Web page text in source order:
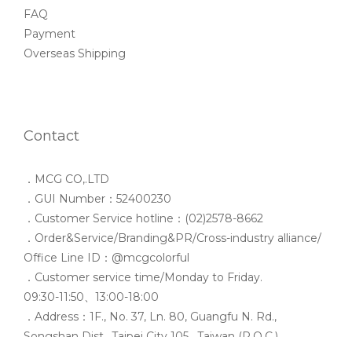
FAQ
Payment
Overseas Shipping
Contact
．MCG CO,.LTD
．GUI Number：52400230
．Customer Service hotline：(02)2578-8662
．Order&Service/Branding&PR/Cross-industry alliance/
Office Line ID：@mcgcolorful
．Customer service time/Monday to Friday.
09:30-11:50、13:00-18:00
．Address：1F., No. 37, Ln. 80, Guangfu N. Rd.,